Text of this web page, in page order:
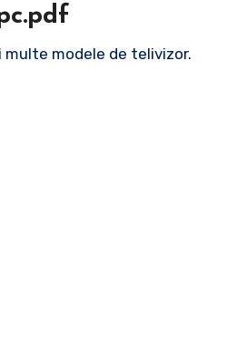
modele de telivizor.